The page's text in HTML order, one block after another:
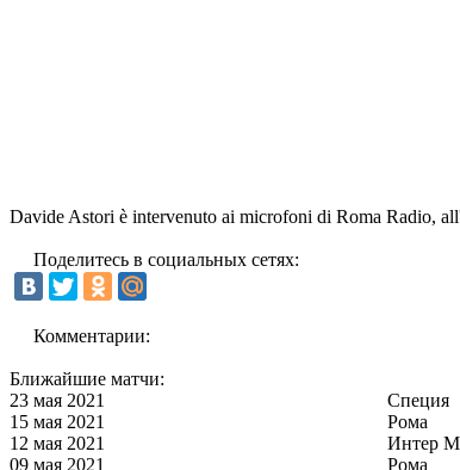
Davide Astori è intervenuto ai microfoni di Roma Radio,
Поделитесь в социальных сетях:
Комментарии:
Ближайшие матчи:
23 мая 2021
Специя
15 мая 2021
Рома
12 мая 2021
Интер
09 мая 2021
Рома